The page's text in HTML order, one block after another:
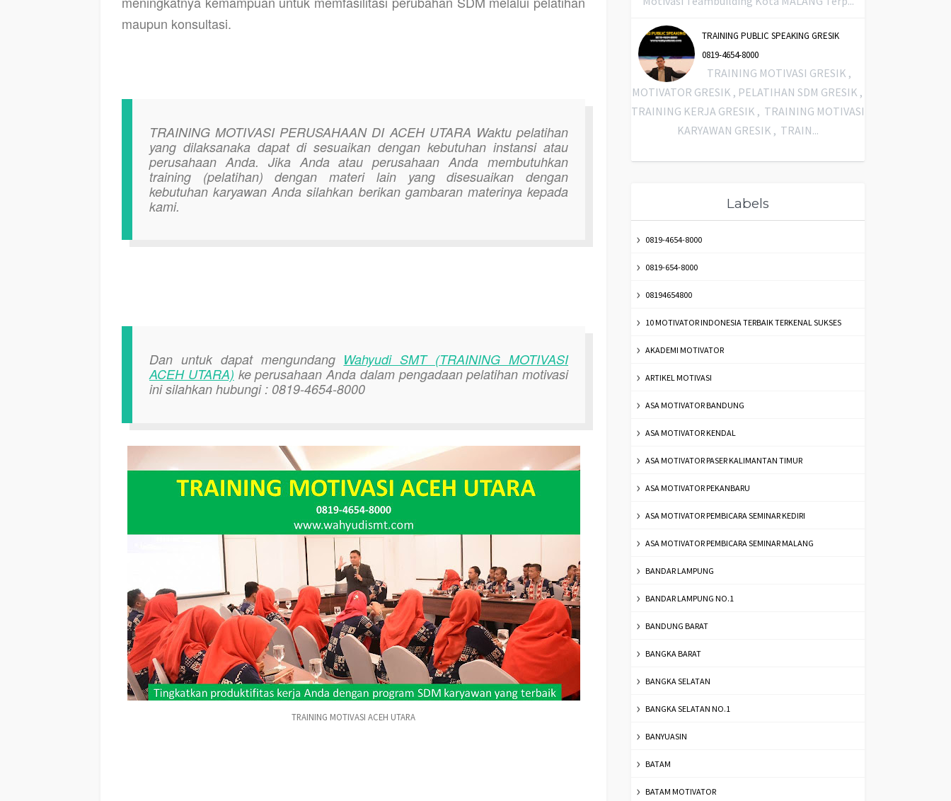
maupun konsultasi.
TRAINING MOTIVASI PERUSAHAAN DI ACEH UTARA Waktu pelatihan
yang dilaksanaka dapat di sesuaikan dengan kebutuhan instansi atau
perusahaan Anda. Jika Anda atau perusahaan Anda membutuhkan
training (pelatihan) dengan materi lain yang disesuaikan dengan
kebutuhan karyawan Anda silahkan berikan gambaran materinya kepada
kami.
Dan untuk dapat mengundang Wahyudi SMT (TRAINING MOTIVASI
ACEH UTARA) ke perusahaan Anda dalam pengadaan pelatihan motivasi
ini silahkan hubungi : 0819-4654-8000
TRAINING MOTIVASI ACEH UTARA
TRAINING PUBLIC SPEAKING GRESIK
0819-4654-8000
TRAINING MOTIVASI GRESIK ,
MOTIVATOR GRESIK , PELATIHAN SDM GRESIK ,
TRAINING KERJA GRESIK , TRAINING MOTIVASI
KARYAWAN GRESIK , TRAIN...
Labels
0819-4654-8000
0819-654-8000
08194654800
10 MOTIVATOR INDONESIA TERBAIK TERKENAL SUKSES
AKADEMI MOTIVATOR
ARTIKEL MOTIVASI
ASA MOTIVATOR BANDUNG
ASA MOTIVATOR KENDAL
ASA MOTIVATOR PASER KALIMANTAN TIMUR
ASA MOTIVATOR PEKANBARU
ASA MOTIVATOR PEMBICARA SEMINAR KEDIRI
ASA MOTIVATOR PEMBICARA SEMINAR MALANG
BANDAR LAMPUNG
BANDAR LAMPUNG NO.1
BANDUNG BARAT
BANGKA BARAT
BANGKA SELATAN
BANGKA SELATAN NO.1
BANYUASIN
BATAM
BATAM MOTIVATOR